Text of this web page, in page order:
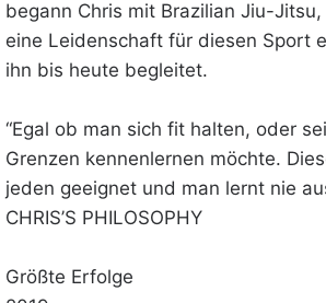
begann Chris mit Brazilian Jiu-
eine Leidenschaft für diesen Sport
ihn bis heute begleitet.
“Egal ob man sich fit halten, oder
Grenzen kennenlernen möchte.
jeden geeignet und man lernt nie
CHRIS’S PHILOSOPHY
Größte Erfolge